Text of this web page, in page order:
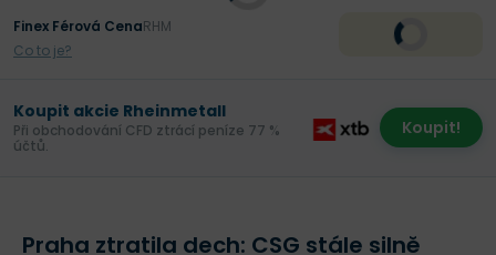
Finex Férová CenaRHM
Co to je?
Koupit akcie Rheinmetall
Při obchodování CFD ztrácí peníze 77 %
účtů.
Koupit!
Praha ztratila dech: CSG stále silně